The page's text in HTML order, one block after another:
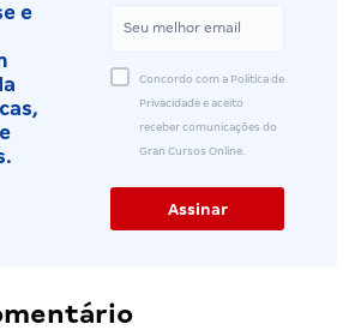
e
Concordo com a Política de
Privacidade e aceito
receber comunicações do
Gran Cursos Online.